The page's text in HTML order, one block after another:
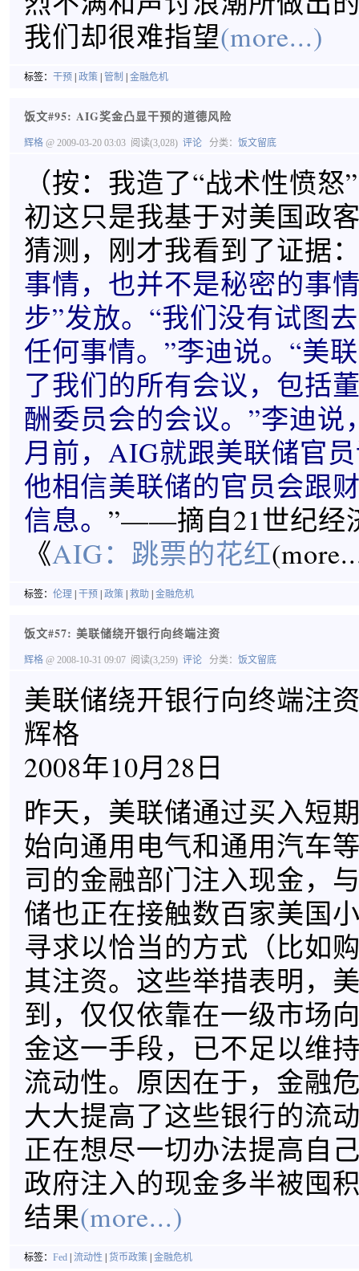
我们却很难指望(more...)
标签： 干预 政策 管制 金融危机
饭文#95: AIG奖金凸显干预的道德风险
辉格 @ 2009-03-20 03:03 阅读(3,028) 评论 分类： 饭文留底
（按：我造了“战术性愤
初这只是我基于对美国政
猜测，刚才我看到了证据
事情，也并不是秘密的事
步”发放。“我们没有试图
任何事情。”李迪说。“美
了我们的所有会议，包括
酬委员会的会议。”李迪说
月前，AIG就跟美联储官
他相信美联储的官员会跟
信息。 ”——摘自21世纪经
《AIG：跳票的花红
标签： 伦理 干预 政策 救助 金融危机
饭文#57: 美联储绕开银行向终端注资
辉格 @ 2008-10-31 09:07 阅读(3,259) 评论 分类： 饭文留底
美联储绕开银行向终端注
辉格
2008年10月28日
昨天，美联储通过买入短
始向通用电气和通用汽车
司的金融部门注入现金，
储也正在接触数百家美国
寻求以恰当的方式（比如
其注资。这些举措表明，
到，仅仅依靠在一级市场
金这一手段，已不足以维
流动性。原因在于，金融
大大提高了这些银行的流
正在想尽一切办法提高自
政府注入的现金多半被囤
结果(more...)
标签： Fed 流动性 货币政策 金融危机